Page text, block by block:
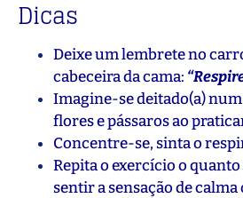
Dicas
Deixe um lembrete no
cabeceira da cama:
Imagine-se deitado(a)
flores e pássaros ao
Concentre-se, sinta o
Repita o exercício o
sentir a sensação de calma